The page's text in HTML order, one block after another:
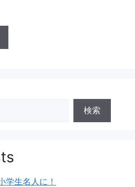
検索
学生名人に！